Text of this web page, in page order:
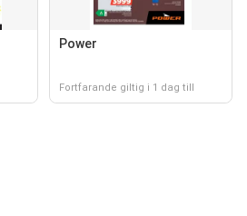
Power
Fortfarande giltig i 1 dag till